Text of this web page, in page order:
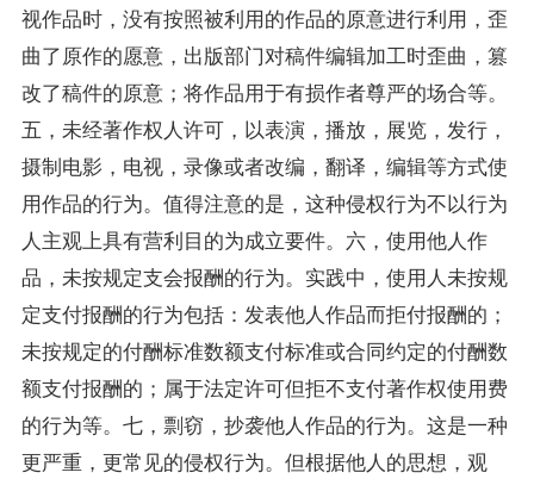
视作品时，没有按照被利用的作品的原意进行利用，歪
曲了原作的愿意，出版部门对稿件编辑加工时歪曲，篡
改了稿件的原意；将作品用于有损作者尊严的场合等。
五，未经著作权人许可，以表演，播放，展览，发行，
摄制电影，电视，录像或者改编，翻译，编辑等方式使
用作品的行为。值得注意的是，这种侵权行为不以行为
人主观上具有营利目的为成立要件。六，使用他人作
品，未按规定支会报酬的行为。实践中，使用人未按规
定支付报酬的行为包括：发表他人作品而拒付报酬的；
未按规定的付酬标准数额支付标准或合同约定的付酬数
额支付报酬的；属于法定许可但拒不支付著作权使用费
的行为等。七，剽窃，抄袭他人作品的行为。这是一种
更严重，更常见的侵权行为。但根据他人的思想，观